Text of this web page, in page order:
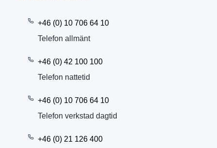
+46 (0) 10 706 64 10
Telefon allmänt
+46 (0) 42 100 100
Telefon nattetid
+46 (0) 10 706 64 10
Telefon verkstad dagtid
+46 (0) 21 126 400